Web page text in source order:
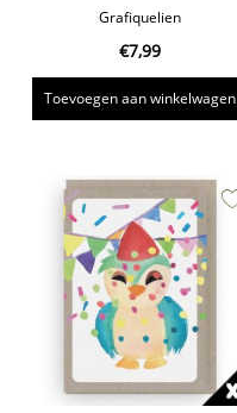
Grafiquelien
€7,99
Toevoegen aan winkelwagen